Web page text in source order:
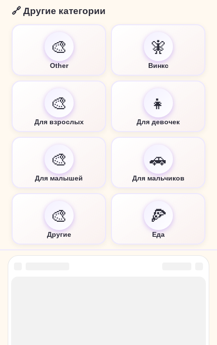
🔗 Другие категории
🎨
Other
🧚
Винкс
🎨
Для взрослых
👧
Для девочек
🎨
Для малышей
🚗
Для мальчиков
🎨
Другие
🍕
Еда